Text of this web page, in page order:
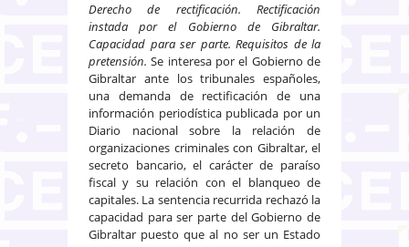
Derecho de rectificación. Rectificación
instada por el Gobierno de Gibraltar.
Capacidad para ser parte. Requisitos de la
pretensión. Se interesa por el Gobierno de
Gibraltar ante los tribunales españoles,
una demanda de rectificación de una
información periodística publicada por un
Diario nacional sobre la relación de
organizaciones criminales con Gibraltar, el
secreto bancario, el carácter de paraíso
fiscal y su relación con el blanqueo de
capitales. La sentencia recurrida rechazó la
capacidad para ser parte del Gobierno de
Gibraltar puesto que al no ser un Estado